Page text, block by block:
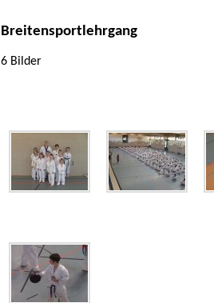
Breitensportlehrgang
6 Bilder